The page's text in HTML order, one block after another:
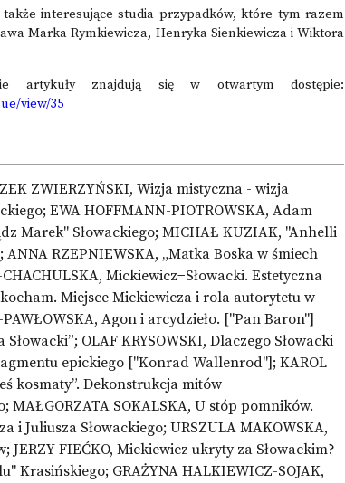
interesujące studia przypadków, które tym razem
Marka Rymkiewicza, Henryka Sienkiewicza i Wiktora
artykuły znajdują się w otwartym dostępie:
view/35
ZWIERZYŃSKI, Wizja mistyczna - wizja
EWA HOFFMANN-PIOTROWSKA, Adam
Marek" Słowackiego; MICHAŁ KUZIAK, "Anhelli
RZEPNIEWSKA, „Matka Boska w śmiech
Mickiewicz−Słowacki. Estetyczna
Miejsce Mickiewicza i rola autorytetu w
Agon i arcydzieło. ["Pan Baron"]
OLAF KRYSOWSKI, Dlaczego Słowacki
epickiego ["Konrad Wallenrod"]; KAROL
kosmaty”. Dekonstrukcja mitów
SOKALSKA, U stóp pomników.
Juliusza Słowackiego; URSZULA MAKOWSKA,
FIEĆKO, Mickiewicz ukryty za Słowackim?
Krasińskiego; GRAŻYNA HALKIEWICZ-SOJAK,